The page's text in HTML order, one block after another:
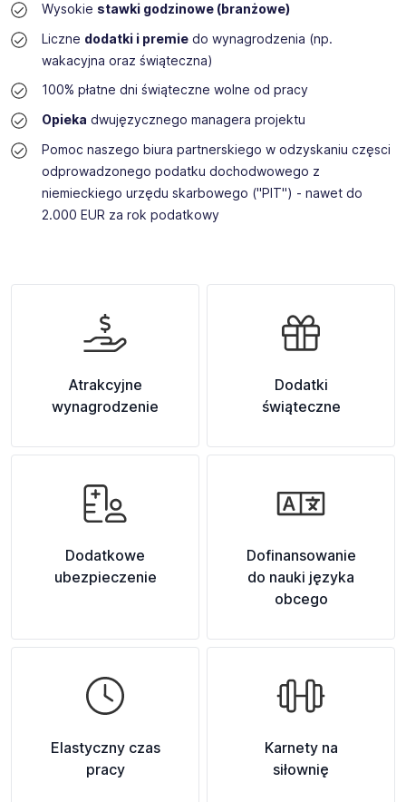
Wysokie stawki godzinowe (branżowe)
Liczne dodatki i premiedo wynagrodzenia (np.
wakacyjna oraz świąteczna)
100% płatne dni świąteczne wolne od pracy
Opieka dwujęzycznego managera projektu
Pomoc naszego biura partnerskiego w odzyskaniu częsci
odprowadzonego podatku dochodwowego z
niemieckiego urzędu skarbowego ("PIT") - nawet do
2.000 EUR za rok podatkowy
Atrakcyjne
wynagrodzenie
Dodatki
świąteczne
Dodatkowe
ubezpieczenie
Dofinansowanie
do nauki języka
obcego
Elastyczny czas
pracy
Karnety na
siłownię